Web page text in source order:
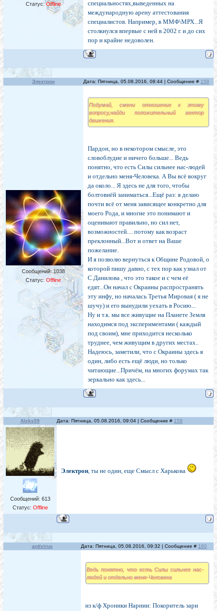
Статус:Offline
специальностях,выведенных на
международную арену аттестования
специалистов. Например, в ММФ\МРХ...Я
столкнулся впервые с ней в 2002 г. и до сих
пор и крайне недоволен.
Электрон Дата: Пятница, 05.08.2016, 08:44 | Сообщение # 158
Сообщений:1038
Статус: Offline
Подумай, смени отношение к этому
вопросу,найди положительный вектор
движения.
Пардон, но в некотором смысле, это
словоблудие и ничего больше... Ведь
понятно, что есть Силы сильнее нас-людей
и отдельно меня-Человека. А Вы всё вокруг
да около... Я здесь не для того, чтобы
болтовнёй заниматься...Ещё раз: я делаю
почти всё от меня зависящее конкретно для
моего Рода, и многие это понимают и
оценивают правильно, но сил нет,
возможностей.... потому как возраст
преклонный...Вот и ответ на Ваше
пожелание.
И я позволю вернуться к Общине Родовой, о
которой пишу давно, с тех пор как узнал от
С.Данилова , что это такое и с чем её
едят...Он начал с Окраины распространять
эту инфу, но началась Третья Мировая ( я не
шучу) и его вынудили уехать в Росию...
Ну и т.к. мы все живущие на Планете Земля
находимся под экспериментами ( каждый
под своим), мне приходится несколько
труднее, чем живущим в других местах..
Надеюсь, заметили, что с Окраины здесь я
один, либо есть ещё люди, но только
читающие...Причём, на многих форумах так
зеркально как здесь...
Aleks59 Дата: Пятница, 05.08.2016, 09:04 | Сообщение # 159
Сообщений: 613
Статус: Offline
Электрон, ты не один, еще Смысл с Харькова
antivirus Дата: Пятница, 05.08.2016, 09:32 | Сообщение # 160
Ведь понятно, что есть Силы сильнее нас-
людей и отдельно меня-Человека
из к/ф Хроники Нарнии: Покоритель зари